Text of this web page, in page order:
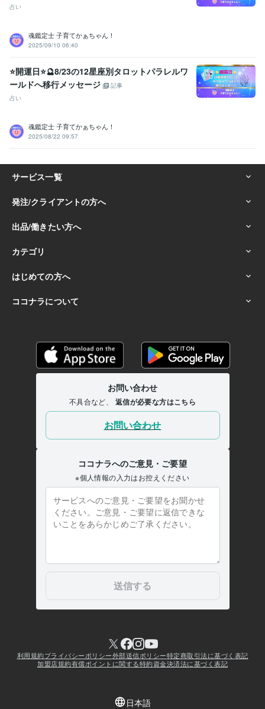
占い
魂鑑定士 子育てかぁちゃん！
2025/09/10 06:40
⭐開運日⭐🔮8/23の12星座別タロットパラレルワ
ールドへ移行メッセージ
記事
占い
魂鑑定士 子育てかぁちゃん！
2025/08/22 09:57